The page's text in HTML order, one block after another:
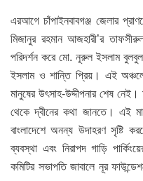
এরআগে চাঁপাইনবাবগঞ্জ জেলার
মিজানুর রহমান আজহারী’র
পরিদর্শন করে মো. নূরুল ইসলাম বুলবুল
ইসলাম ও শান্তি প্রিয়। এই
মানুষের উৎসাহ-উদ্দীপনার শেষ
থেকে দ্বীনের কথা জানতে। এই
বাংলাদেশে অনন্য উদাহরণ সৃষ্টি
ব্যবস্থা এবং নিরাপদ গাড়ি
কমিটির সভাপতি জাবালে নূর